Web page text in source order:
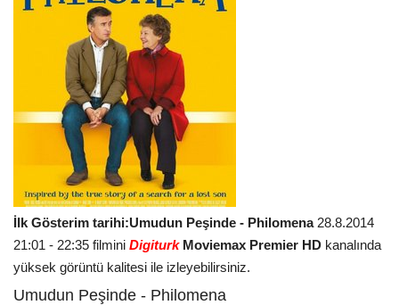
İlk Gösterim tarihi:Umudun Peşinde - Philomena28.8.2014
21:01 - 22:35 filmini Digiturk Moviemax Premier HD kanalında
yüksek görüntü kalitesi ile izleyebilirsiniz.
Umudun Peşinde - Philomena